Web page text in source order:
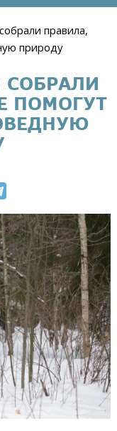
правила,
природу
СОБРАЛИ
ПОМОГУТ